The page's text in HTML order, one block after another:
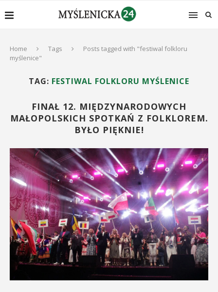
Home Tags
Posts tagged with "festiwal folkloru
myślenice"
TAG: FESTIWAL FOLKLORU MYŚLENICE
FINAŁ 12. MIĘDZYNARODOWYCH
MAŁOPOLSKICH SPOTKAŃ Z FOLKLOREM.
BYŁO PIĘKNIE!